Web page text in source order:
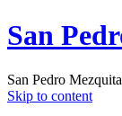
San
San Pedro
Skip to content